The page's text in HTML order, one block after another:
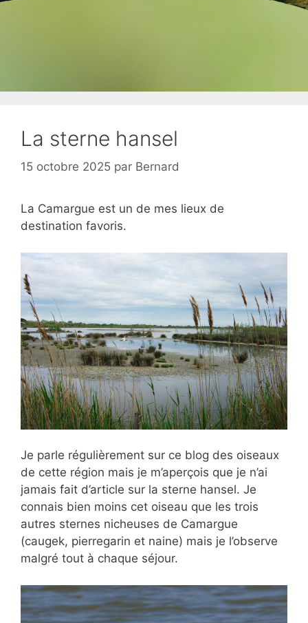
La sterne hansel
15 octobre 2025 par Bernard
La Camargue est un de mes lieux de
destination favoris.
Je parle régulièrement sur ce blog des oiseaux
de cette région mais je m’aperçois que je n’ai
jamais fait d’article sur la sterne hansel. Je
connais bien moins cet oiseau que les trois
autres sternes nicheuses de Camargue
(caugek, pierregarin et naine) mais je l’observe
malgré tout à chaque séjour.